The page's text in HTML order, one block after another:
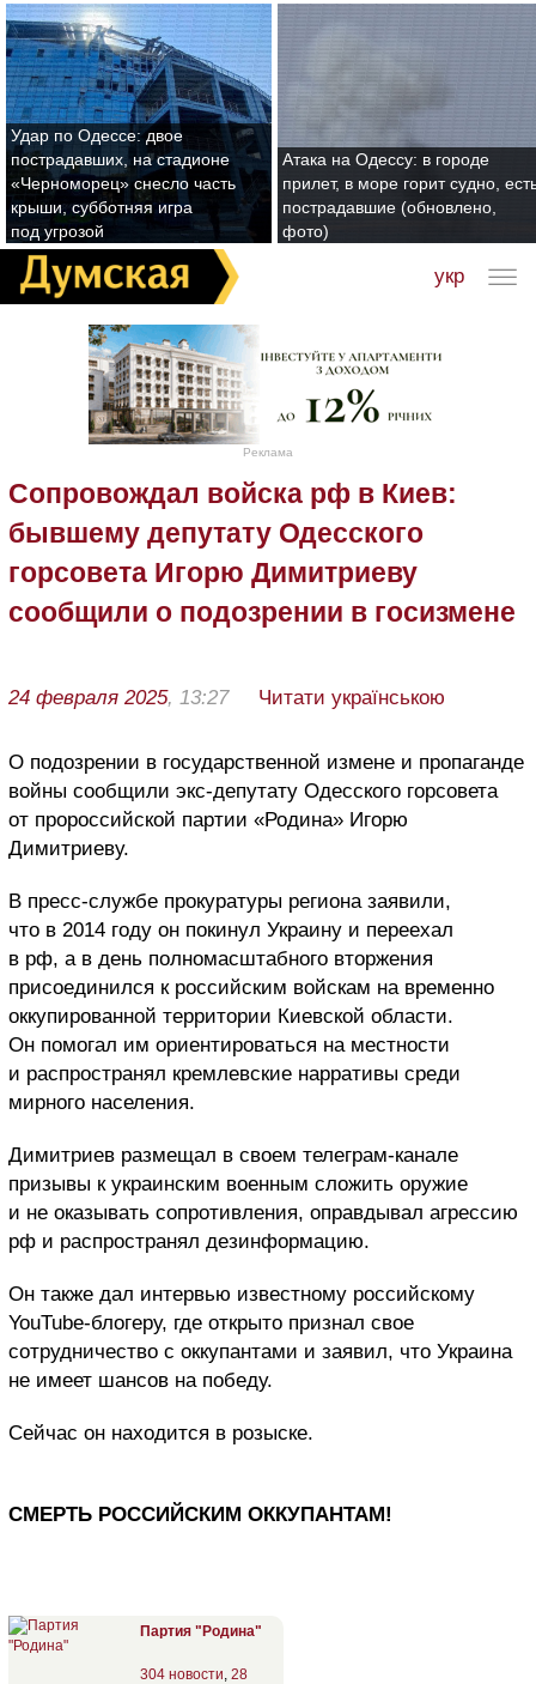
Удар по Одессе: двое
пострадавших, на стадионе
«Черноморец» снесло часть
крыши, субботняя игра
под угрозой
Атака на Одессу: в городе
прилет, в море горит судно,
пострадавшие (обновлено,
фото)
укр
Реклама
Сопровождал войска рф в Киев:
бывшему депутату Одесского
горсовета Игорю Димитриеву
сообщили о подозрении в госизмене
24 февраля 2025, 13:27 Читати українською
О подозрении в государственной измене и пропаганде
войны сообщили экс-депутату Одесского горсовета
от пророссийской партии «Родина» Игорю
Димитриеву.
В пресс-службе прокуратуры региона заявили,
что в 2014 году он покинул Украину и переехал
в рф, а в день полномасштабного вторжения
присоединился к российским войскам на временно
оккупированной территории Киевской области.
Он помогал им ориентироваться на местности
и распространял кремлевские нарративы среди
мирного населения.
Димитриев размещал в своем телеграм-канале
призывы к украинским военным сложить оружие
и не оказывать сопротивления, оправдывал агрессию
рф и распространял дезинформацию.
Он также дал интервью известному российскому
YouTube-блогеру, где открыто признал свое
сотрудничество с оккупантами и заявил, что Украина
не имеет шансов на победу.
Сейчас он находится в розыске.
СМЕРТЬ РОССИЙСКИМ ОККУПАНТАМ!
Партия "Родина"
304 новости 28